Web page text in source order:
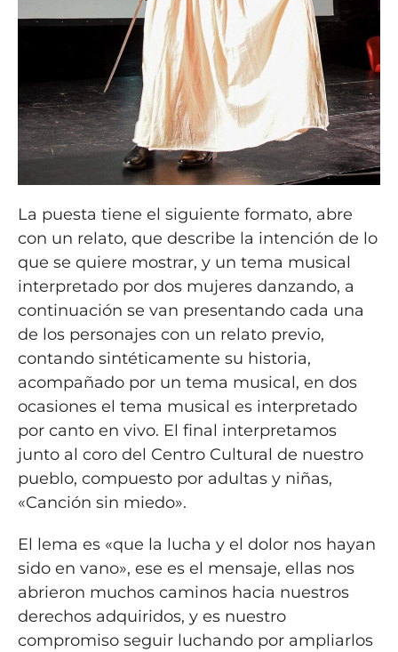
La puesta tiene el siguiente formato, abre
con un relato, que describe la intención de lo
que se quiere mostrar, y un tema musical
interpretado por dos mujeres danzando, a
continuación se van presentando cada una
de los personajes con un relato previo,
contando sintéticamente su historia,
acompañado por un tema musical, en dos
ocasiones el tema musical es interpretado
por canto en vivo. El final interpretamos
junto al coro del Centro Cultural de nuestro
pueblo, compuesto por adultas y niñas,
«Canción sin miedo».
El lema es «que la lucha y el dolor nos hayan
sido en vano», ese es el mensaje, ellas nos
abrieron muchos caminos hacia nuestros
derechos adquiridos, y es nuestro
compromiso seguir luchando por ampliarlos